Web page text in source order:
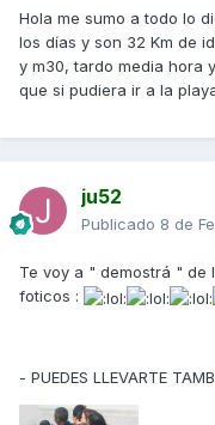
Hola me sumo a todo lo
los días y son 32 Km de
y m30, tardo media hora
que si pudiera ir a la
ju52
Publicado 8 de
Te voy a " demostrá " de
foticos :
- PUEDES LLEVARTE